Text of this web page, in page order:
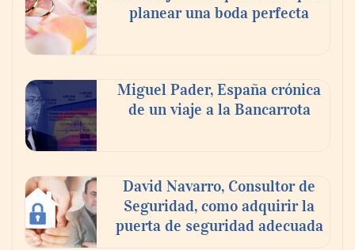
impulsando la colaboración en el sector
marítimo
planear una boda perfecta
Miguel Pader, España crónica
de un viaje a la Bancarrota
David Navarro, Consultor de
Seguridad, como adquirir la
puerta de seguridad adecuada